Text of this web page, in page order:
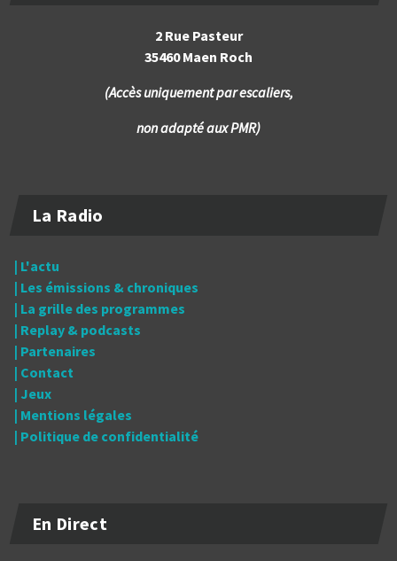
2 Rue Pasteur
35460 Maen Roch
(Accès uniquement par escaliers,
non adapté aux PMR)
La Radio
| L'actu
| Les émissions & chroniques
| La grille des programmes
| Replay & podcasts
| Partenaires
| Contact
| Jeux
| Mentions légales
| Politique de confidentialité
En Direct